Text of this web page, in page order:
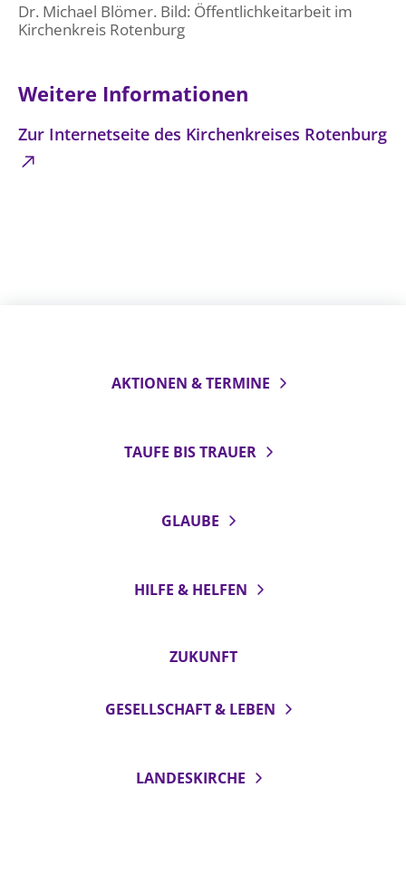
Dr. Michael Blömer. Bild: Öffentlichkeitarbeit im
Kirchenkreis Rotenburg
Weitere Informationen
Zur Internetseite des Kirchenkreises Rotenburg
AKTIONEN & TERMINE
TAUFE BIS TRAUER
GLAUBE
HILFE & HELFEN
ZUKUNFT
GESELLSCHAFT & LEBEN
LANDESKIRCHE